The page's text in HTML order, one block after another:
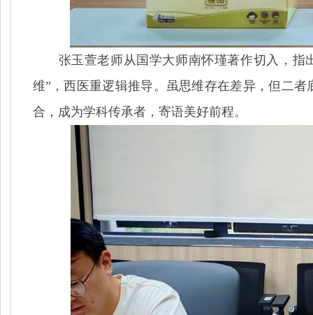
张玉萱老师从国学大师南怀瑾著作切入，
维” ，西医重逻辑推导。虽思维存在差异，但二者
合，成为学科传承者，寄语美好前程。